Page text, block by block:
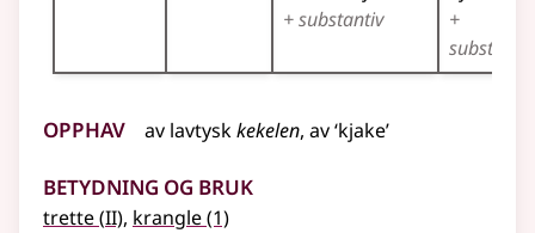
+ substantiv
+
substantiv
Opphav av lavtyskkekelen, av ‘kjake’
Betydning og bruk
trette(2
II), krangle(1)